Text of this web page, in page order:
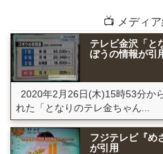
📺 メディ
テレビ金沢「と
ぼうの情報が引
2020年2月26日(木)15時53分か
れた「となりのテレ金ちゃん...
フジテレビ『め
が引用